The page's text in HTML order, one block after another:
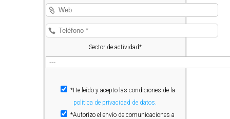
Sector de actividad*
*He leído y acepto las condiciones de la
política de privacidad de datos.
*Autorizo el envío de comunicaciones a